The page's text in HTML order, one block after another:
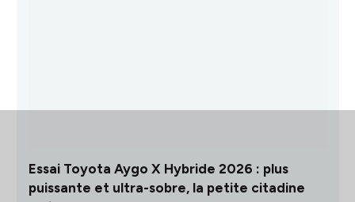
Essai Toyota Aygo X Hybride 2026 : plus
puissante et ultra-sobre, la petite citadine